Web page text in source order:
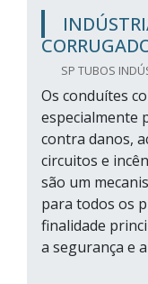
SP TUBOS
Os conduítes
especialmente
contra danos,
circuitos e
são um
para todos os
finalidade
a segurança e